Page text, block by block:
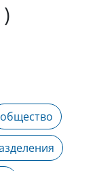
общество